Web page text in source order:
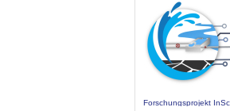
Forschungsprojekt